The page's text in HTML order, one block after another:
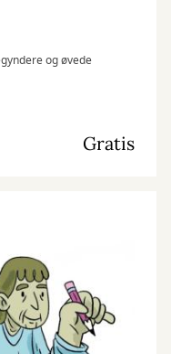
og øvede
Gratis